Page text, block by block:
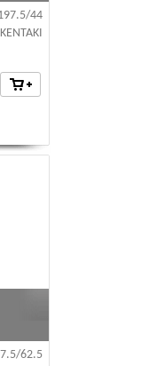
44
KENTAKI
62.5